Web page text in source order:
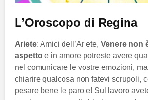
L’Oroscopo di Regina
Ariete: Amici dell’Ariete, Venere non
aspetto e in amore potreste avere
nel comunicare le vostre emozioni,
chiarire qualcosa non fatevi scrupoli,
pesare bene le parole! Sul lavoro